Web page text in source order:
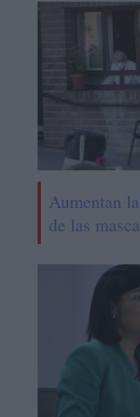
Aumentan
de las